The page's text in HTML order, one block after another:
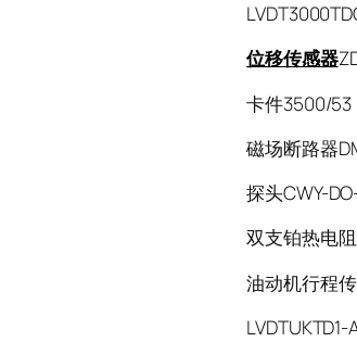
位移传感器
卡件3500/53
磁场断路器
探头CWY-
双支铂热电
油动机行程